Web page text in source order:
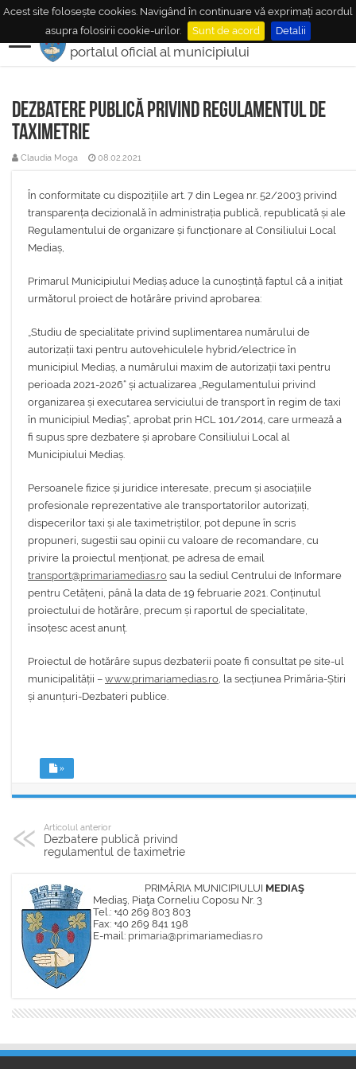
Acest site folosește cookies. Navigând în continuare vă exprimați acordul
asupra folosirii cookie-urilor.
Sunt de acord Detalii
MUNICIPIULMEDIAŞ
portalul oficial al municipiului
Dezbatere publică privind regulamentul de
taximetrie
Claudia Moga 08.02.2021
În conformitate cu dispozițiile art. 7 din Legea nr. 52/2003 privind
transparența decizională în administrația publică, republicată și ale
Regulamentului de organizare și funcționare al Consiliului Local
Mediaș,
Primarul Municipiului Mediaș aduce la cunoștință faptul că a inițiat
următorul proiect de hotărâre privind aprobarea:
„Studiu de specialitate privind suplimentarea numărului de
autorizații taxi pentru autovehiculele hybrid/electrice în
municipiul Mediaș, a numărului maxim de autorizații taxi pentru
perioada 2021-2026“ și actualizarea „Regulamentului privind
organizarea și executarea serviciului de transport în regim de taxi
în municipiul Mediaș“, aprobat prin HCL 101/2014, care urmează a
fi supus spre dezbatere și aprobare Consiliului Local al
Municipiului Mediaș.
Persoanele fizice și juridice interesate, precum și asociațiile
profesionale reprezentative ale transportatorilor autorizați,
dispecerilor taxi și ale taximetriștilor, pot depune în scris
propuneri, sugestii sau opinii cu valoare de recomandare, cu
privire la proiectul menționat, pe adresa de email
transport@primariamedias.ro sau la sediul Centrului de Informare
pentru Cetățeni, până la data de 19 februarie 2021. Conținutul
proiectului de hotărâre, precum și raportul de specialitate,
însoțesc acest anunț.
Proiectul de hotărâre supus dezbaterii poate fi consultat pe site-ul
municipalității – www.primariamedias.ro, la secțiunea Primăria-Știri
și anunțuri-Dezbateri publice.
»
Articolul anterior
Dezbatere publică privind
regulamentul de taximetrie
PRIMĂRIA MUNICIPIULUI MEDIAŞ
Mediaş, Piaţa Corneliu Coposu Nr. 3
Tel.: +40 269 803 803
Fax: +40 269 841 198
E-mail: primaria@primariamedias.ro